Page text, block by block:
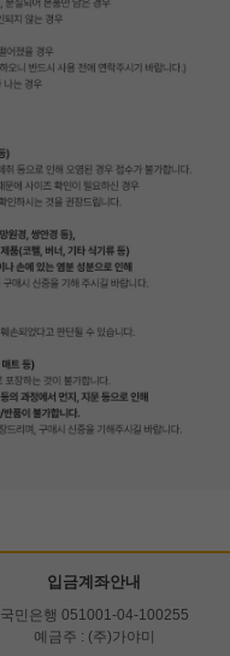
입금계좌안내
국민은행 051001-04-100255
예금주 : (주)가야미